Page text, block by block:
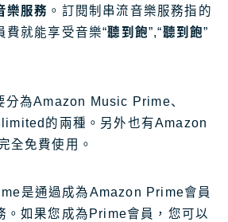
樂服務 。訂閱制串流音樂服務指的
費就能享受音樂“聽到飽”,“聽到飽”
為Amazon Music Prime、
的兩種。另外也有Amazon
全免費使用。
是通過成為Amazon Prime會員
。如果您成為Prime會員，您可以